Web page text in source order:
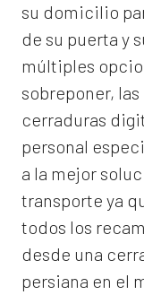
su domicilio
de su puerta y
múltiples
sobreponer,
cerraduras
personal
a la mejor
transporte ya
todos los
desde una
persiana en el